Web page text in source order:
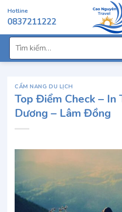
đến
dung
Hotline
0837211222
Tìm
kiếm:
CẨM NANG DU LỊCH
Top Điểm Check – In
Dương – Lâm Đồng